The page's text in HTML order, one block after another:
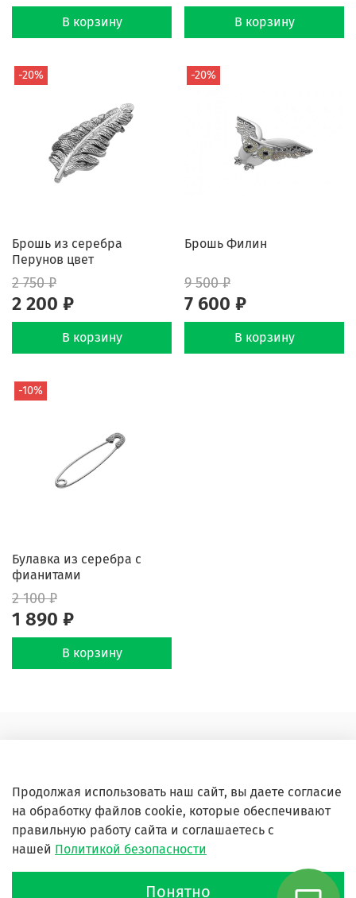
В корзину В корзину
-20%
Брошь из серебра
Перунов цвет
2 750 ₽
2 200 ₽
В корзину
-20%
Брошь Филин
9 500 ₽
7 600 ₽
В корзину
-10%
Булавка из серебра с
фианитами
2 100 ₽
1 890 ₽
В корзину
Условия обмена и возврата
Блог
Обратная связь
Продолжая использовать наш сайт, вы даете согласие
на обработку файлов cookie, которые обеспечивают
правильную работу сайта и соглашаетесь с
нашей Политикой безопасности
Понятно